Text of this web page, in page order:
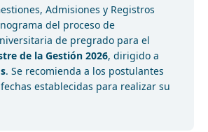
Admisiones y Registros
del proceso de
de pregrado para el
de la Gestión 2026, dirigido a
. Se recomienda a los postulantes
establecidas para realizar su